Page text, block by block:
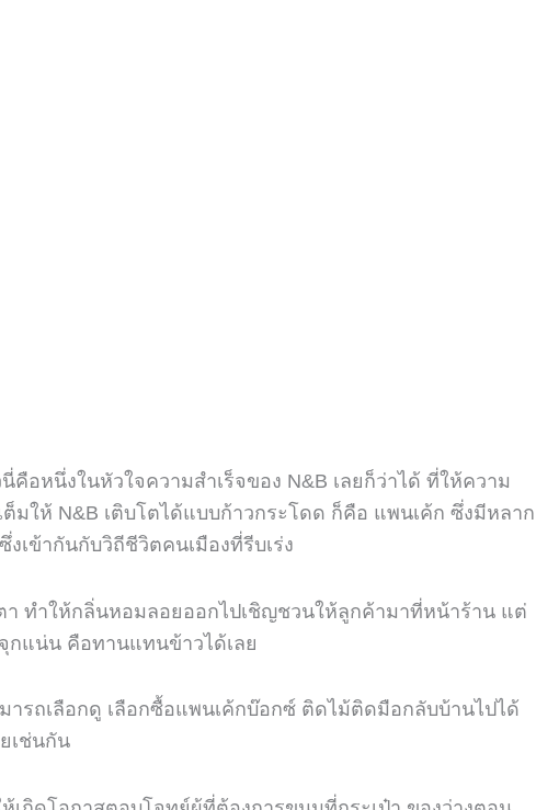
อหนึ่งในหัวใจความสำเร็จของ N&B เลยก็ว่าได้ ที่ให้ความ
มให้ N&B เติบโตได้แบบก้าวกระโดด ก็คือ แพนเค้ก ซึ่งมีหลาก
เข้ากันกับวิถีชีวิตคนเมืองที่รีบเร่ง
า ทำให้กลิ่นหอมลอยออกไปเชิญชวนให้ลูกค้ามาที่หน้าร้าน แต่
แน่น คือทานแทนข้าวได้เลย
ารถเลือกดู เลือกซื้อแพนเค้กบ๊อกซ์ ติดไม้ติดมือกลับบ้านไปได้
เช่นกัน